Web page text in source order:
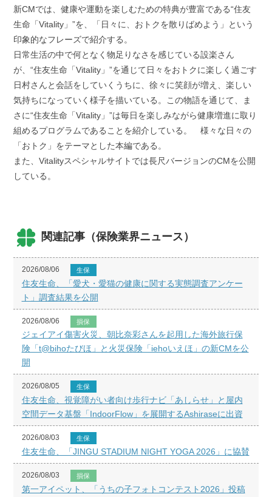
o
o
e
r
新CMでは、健康や運動を楽しむための特典が豊富である“住友
生命「Vitality」”を、「日々に、おトクを散りばめよう」という
印象的なフレーズで紹介する。
日常生活の中で何となく物足りなさを感じている設楽さん
が、“住友生命「Vitality」”を通じて日々をおトクに楽しく過ごす
日村さんと会話をしていくうちに、徐々に笑顔が増え、楽しい
気持ちになっていく様子を描いている。この物語を通じて、ま
さに“住友生命「Vitality」”は毎日を楽しみながら健康増進に取り
組めるプログラムであることを紹介している。 様々な日々の
「おトク」をテーマとした本編である。
また、Vitalityスペシャルサイトでは長尺バージョンのCMを公開
している。
関連記事（保険業界ニュース）
2026/08/06 生保
住友生命、「愛犬・愛猫の健康に関する実態調査アンケー
ト」調査結果を公開
2026/08/06 損保
ジェイアイ傷害火災、朝比奈彩さんを起用した海外旅行保
険「t@bihoたびほ」と火災保険「iehoいえほ」の新CMを公
開
2026/08/05 生保
住友生命、視覚障がい者向け歩行ナビ「あしらせ」と屋内
空間データ基盤「IndoorFlow」を展開するAshiraseに出資
2026/08/03 生保
住友生命、「JINGU STADIUM NIGHT YOGA 2026」に協賛
2026/08/03 損保
第一アイペット、「うちの子フォトコンテスト2026」投稿